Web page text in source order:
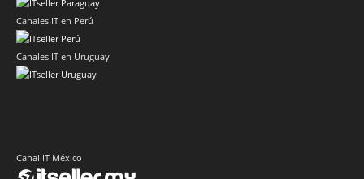
Canales IT en Perú
Canales IT en Uruguay
Canal IT México